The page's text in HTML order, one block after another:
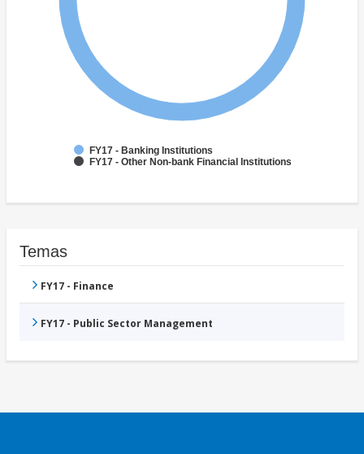
FY17 - Banking Institutions
FY17 - Other Non-bank Financial Institutions
Temas
FY17 - Finance
FY17 - Public Sector Management